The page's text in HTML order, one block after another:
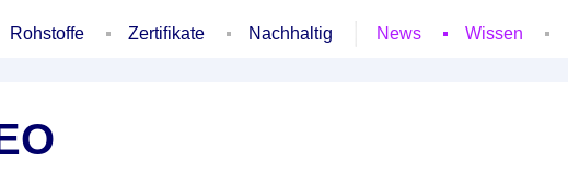
Rohstoffe Zertifikate Nachhaltig News Wissen